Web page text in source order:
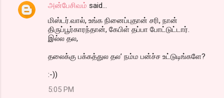
அன்பேசிவம் said…
மிஸ்டர்.வால், உங்க நினைப்புதான் சரி, நான்
திருப்பூர்காரந்தான், கேபிள் தப்பா போட்டுட்டார்.
இல்ல தல,
தலைக்கு பக்கத்துல தல’ நம்ம பன்ச்ச உட்டுடிங்களே?
:-))
5:05 PM